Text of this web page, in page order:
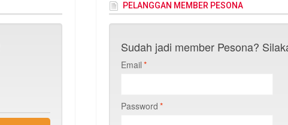
PELANGGAN MEMBER PESONA
Sudah jadi member Pesona?
*
Email
*
Password